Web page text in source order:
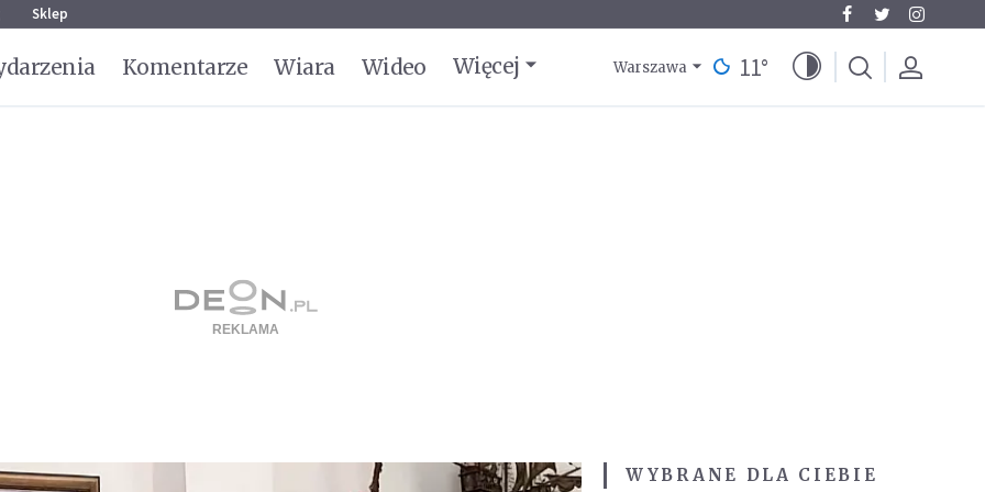
Sklep
Komentarze Wiara Wideo Więcej Warszawa 11°
WYBRANE DLA CIEBIE